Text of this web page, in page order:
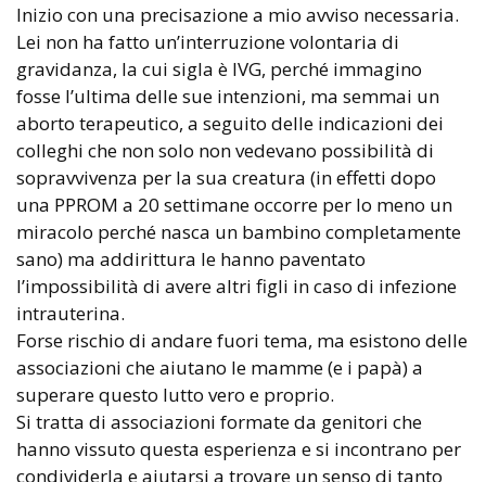
Inizio con una precisazione a mio avviso necessaria.
Lei non ha fatto un’interruzione volontaria di
gravidanza, la cui sigla è IVG, perché immagino
fosse l’ultima delle sue intenzioni, ma semmai un
aborto terapeutico, a seguito delle indicazioni dei
colleghi che non solo non vedevano possibilità di
sopravvivenza per la sua creatura (in effetti dopo
una PPROM a 20 settimane occorre per lo meno un
miracolo perché nasca un bambino completamente
sano) ma addirittura le hanno paventato
l’impossibilità di avere altri figli in caso di infezione
intrauterina.
Forse rischio di andare fuori tema, ma esistono delle
associazioni che aiutano le mamme (e i papà) a
superare questo lutto vero e proprio.
Si tratta di associazioni formate da genitori che
hanno vissuto questa esperienza e si incontrano per
condividerla e aiutarsi a trovare un senso di tanto